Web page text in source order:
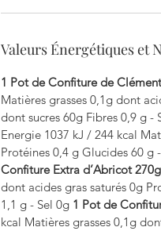
Valeurs Énergétiques et
1 Pot de Confiture de
Matières grasses 0,1g dont
dont sucres 60g Fibres 0,9 g -
Energie 1037 kJ / 244 kcal
Protéines 0,4 g Glucides 60 g
Confiture Extra d’Abricot
dont acides gras saturés 0g
1,1 g - Sel 0g 1 Pot de
kcal Matières grasses 0,1g